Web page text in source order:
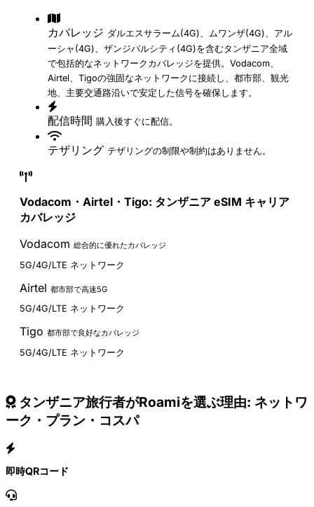
カバレッジ ダルエスサラーム(4G)、ムワンザ(4G)、アル
ーシャ(4G)、ザンジバルシティ(4G)を含むタンザニア全域
で包括的なネットワークカバレッジを提供。Vodacom、
Airtel、Tigoの強固なネットワークに接続し、都市部、観光
地、主要交通路沿いで安定した信号を確保します。
配信時間 購入後すぐに配信。
テザリング テザリングの制限や制約はありません。
Vodacom・Airtel・Tigo: タンザニア eSIM キャリア
カバレッジ
Vodacom 総合的に優れたカバレッジ
5G/4G/LTE ネットワーク
Airtel 都市部で高速5G
5G/4G/LTE ネットワーク
Tigo 都市部で良好なカバレッジ
5G/4G/LTE ネットワーク
タンザニア旅行者がRoamiを選ぶ理由: ネットワ
ーク・プラン・コスパ
即時QRコード